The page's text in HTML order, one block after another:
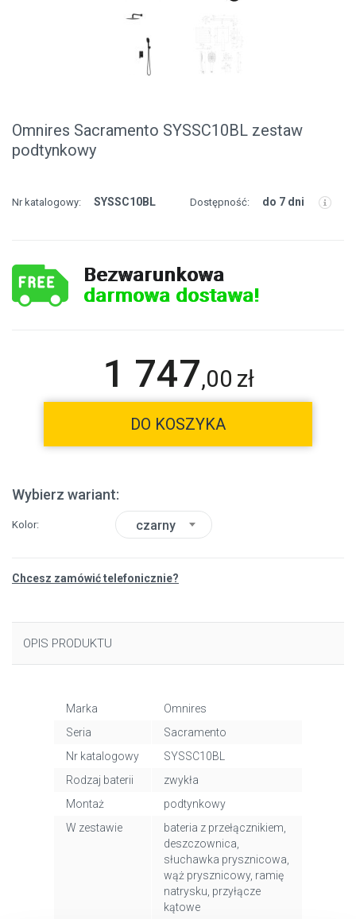
Omnires Sacramento SYSSC10BL zestaw
podtynkowy
Nr katalogowy: SYSSC10BL Dostępność: do 7 dni
Bezwarunkowa
darmowa dostawa!
1 747,00 zł
DO KOSZYKA
Wybierz wariant:
Kolor czarny
Chcesz zamówić telefonicznie?
OPIS PRODUKTU
Marka
Omnires
Seria
Sacramento
Nr katalogowy
SYSSC10BL
Rodzaj baterii
zwykła
Montaż
podtynkowy
W zestawie
bateria z przełącznikiem,
deszczownica,
słuchawka prysznicowa,
wąż prysznicowy, ramię
natrysku, przyłącze
kątowe